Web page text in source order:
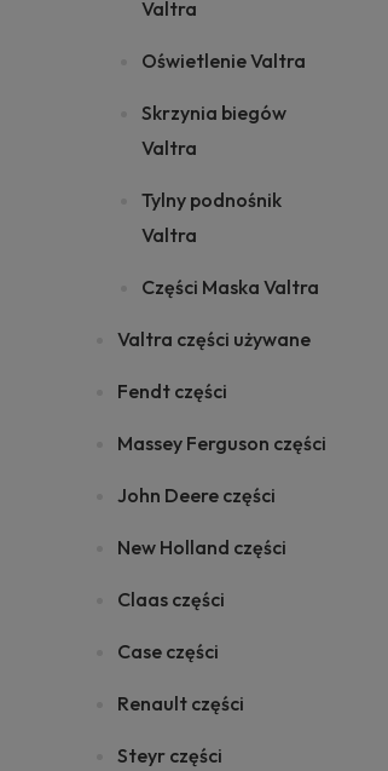
Valtra
Oświetlenie Valtra
Skrzynia biegów
Valtra
Tylny podnośnik
Valtra
Części Maska Valtra
Valtra części używane
Fendt części
Massey Ferguson części
John Deere części
New Holland części
Claas części
Case części
Renault części
Steyr części